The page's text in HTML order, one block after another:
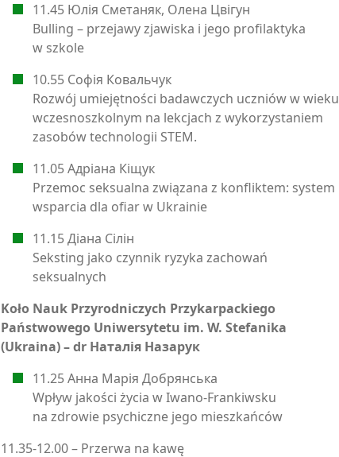
11.45 Юлія Сметаняк, Олена Цвігун
Bulling – przejawy zjawiska i jego profilaktyka
w szkole
10.55 Софія Ковальчук
Rozwój umiejętności badawczych uczniów w wieku
wczesnoszkolnym na lekcjach z wykorzystaniem
zasobów technologii STEM.
11.05 Адріана Кіщук
Przemoc seksualna związana z konfliktem: system
wsparcia dla ofiar w Ukrainie
11.15 Діана Сілін
Seksting jako czynnik ryzyka zachowań
seksualnych
Koło Nauk Przyrodniczych Przykarpackiego
Państwowego Uniwersytetu im. W. Stefanika
(Ukraina) – dr Наталія Назарук
11.25 Анна Марія Дoбрянська
Wpływ jakości życia w Iwano-Frankiwsku
na zdrowie psychiczne jego mieszkańców
11.35-12.00 – Przerwa na kawę